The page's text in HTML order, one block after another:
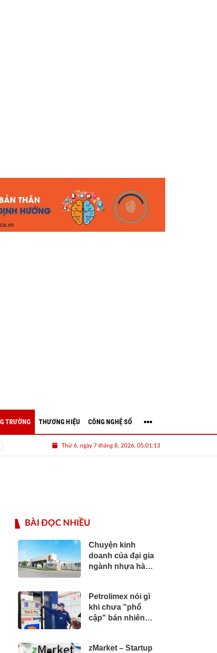
Thứ 6, ngày 7 tháng 8, 2026, 05:01:14
TRƯỜNG THƯƠNG HIỆU CÔNG NGHỆ SỐ
BÀI ĐỌC NHIỀU
Chuyện kinh
doanh của đại gia
ngành nhựa hàng
lại gì sau khi bán
70% cổ phần
nhựa Duy Tân cho
Petrolimex nói gì
khi chưa "phổ
cập" bán nhiên
zMarket – Startup